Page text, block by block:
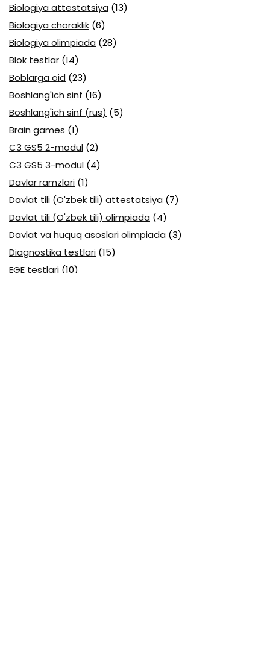
Biologiya attestatsiya (13)
Biologiya choraklik (6)
Biologiya olimpiada (28)
Blok testlar (14)
Boblarga oid (23)
Boshlang'ich sinf (16)
Boshlang'ich sinf (rus) (5)
Brain games (1)
C3 GS5 2-modul (2)
C3 GS5 3-modul (4)
Davlar ramzlari (1)
Davlat tili (O'zbek tili) attestatsiya (7)
Davlat tili (O'zbek tili) olimpiada (4)
Davlat va huquq asoslari olimpiada (3)
Diagnostika testlari (15)
EGE testlari (10)